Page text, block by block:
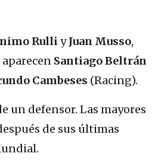
Rulli yJuan Musso,
Santiago Beltrán
Cambeses (Racing).
un defensor. Las mayores
de sus últimas